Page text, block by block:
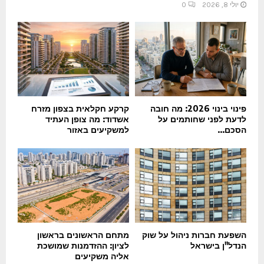
יולי 8, 2026 0
קרקע חקלאית בצפון מזרח
אשדוד: מה צופן העתיד
למשקיעים באזור
פינוי בינוי 2026: מה חובה
לדעת לפני שחותמים על
הסכם...
מתחם הראשונים בראשון
לציון: ההזדמנות שמושכת
אליה משקיעים
השפעת חברות ניהול על שוק
הנדל"ן בישראל